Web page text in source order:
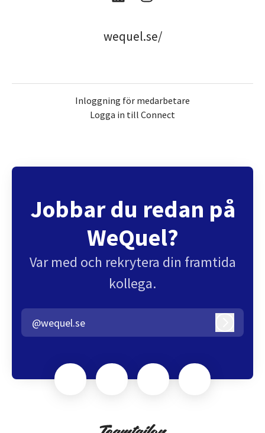
wequel.se/
Inloggning för medarbetare
Logga in till Connect
Jobbar du redan på
WeQuel?
Var med och rekrytera din framtida
kollega.
@wequel.se